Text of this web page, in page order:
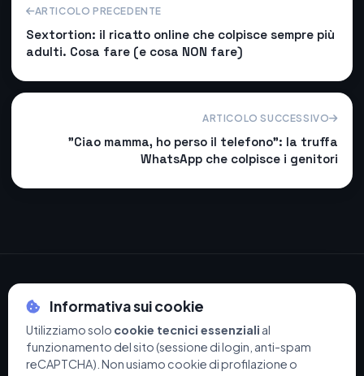
ARTICOLO PRECEDENTE
Sextortion: il ricatto online che colpisce sempre più
adulti. Cosa fare (e cosa NON fare)
ARTICOLO SUCCESSIVO
"Ciao mamma, ho perso il telefono": la truffa
WhatsApp che colpisce i genitori
© 2026 Navarro Sistemi di Navarro Alberto - P.IVA 04475060234
Privacy Policy·Cookie Policy·Termini e Condizioni ·Supporto
Informativa sui cookie
Utilizziamo solo cookie tecnici essenziali al
funzionamento del sito (sessione di login, anti-spam
reCAPTCHA). Non usiamo cookie di profilazione o